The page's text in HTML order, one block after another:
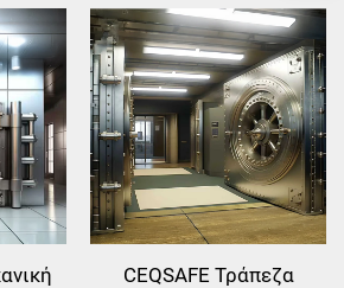
CEQSAFE Τράπεζα